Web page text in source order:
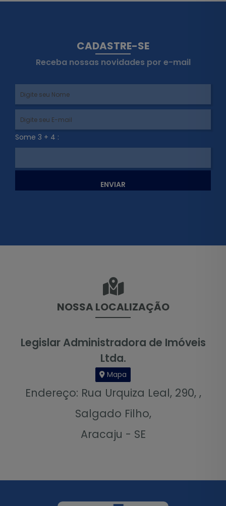
CADASTRE-SE
Receba nossas novidades por e-mail
Some 3 + 4 :
ENVIAR
NOSSA LOCALIZAÇÃO
Legislar Administradora de Imóveis
Ltda.
Mapa
Endereço: Rua Urquiza Leal, 290, ,
Salgado Filho,
Aracaju - SE